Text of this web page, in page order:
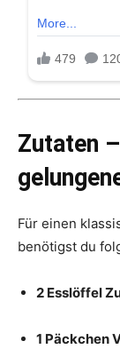
Zutaten
Für einen
benötigst du
2 Esslöffel
1 Päckchen